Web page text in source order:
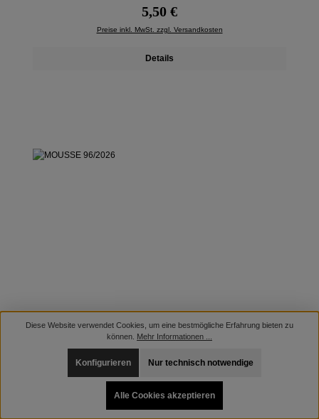
Regulärer Preis:
5,50 €
Preise inkl. MwSt. zzgl. Versandkosten
Details
MOUSSE 96/2026
Diese Website verwendet Cookies, um eine bestmögliche Erfahrung bieten zu
können. Mehr Informationen ...
Nur technisch notwendige
Konfigurieren
Alle Cookies akzeptieren